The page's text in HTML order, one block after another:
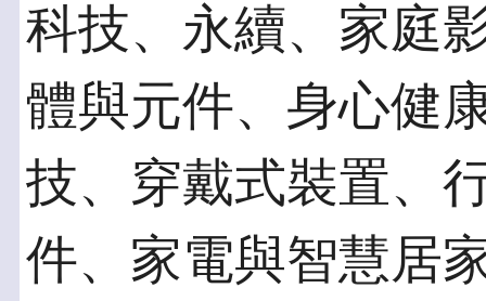
科技、永續、家庭
體與元件、身心健
技、穿戴式裝置、
件、家電與智慧居